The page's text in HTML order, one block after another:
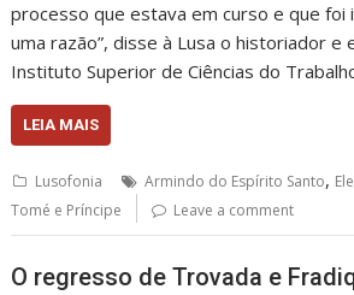
processo que estava em curso e que
uma razão”, disse à Lusa o historiador e
Instituto Superior de Ciências do
LEIA MAIS
Lusofonia Armindo do Espírito Santo,
Tomé e Príncipe
Leave a comment
O regresso de Trovada e